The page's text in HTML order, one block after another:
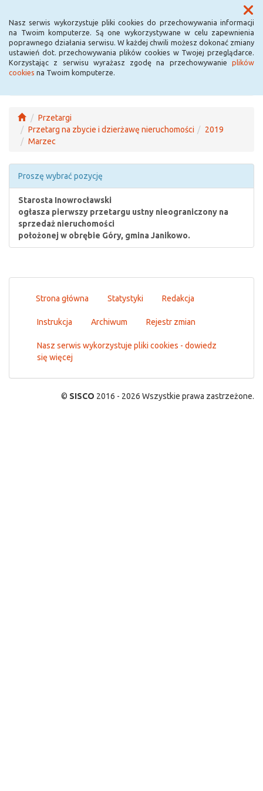
Nasz serwis wykorzystuje pliki cookies do przechowywania informacji
na Twoim komputerze. Są one wykorzystywane w celu zapewnienia
poprawnego działania serwisu. W każdej chwili możesz dokonać zmiany
ustawień dot. przechowywania plików cookies w Twojej przeglądarce.
Korzystając z serwisu wyrażasz zgodę na przechowywanie plików
cookies na Twoim komputerze.
Menu
Przetargi
Przetarg na zbycie i dzierżawę nieruchomości
2019
Marzec
Proszę wybrać pozycję
Starosta Inowrocławski
ogłasza pierwszy przetargu ustny nieograniczony na
sprzedaż nieruchomości
położonej w obrębie Góry, gmina Janikowo.
Strona główna Statystyki Redakcja
Instrukcja Archiwum Rejestr zmian
Nasz serwis wykorzystuje pliki cookies - dowiedz
się więcej
© SISCO 2016 - 2026 Wszystkie prawa zastrzeżone.